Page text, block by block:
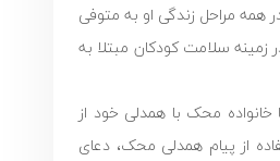
مراحل زندگی او به متوفی
زمینه سلامت کودکان مبتلا به
محک با همدلی خود از
از پیام همدلی محک، دعای